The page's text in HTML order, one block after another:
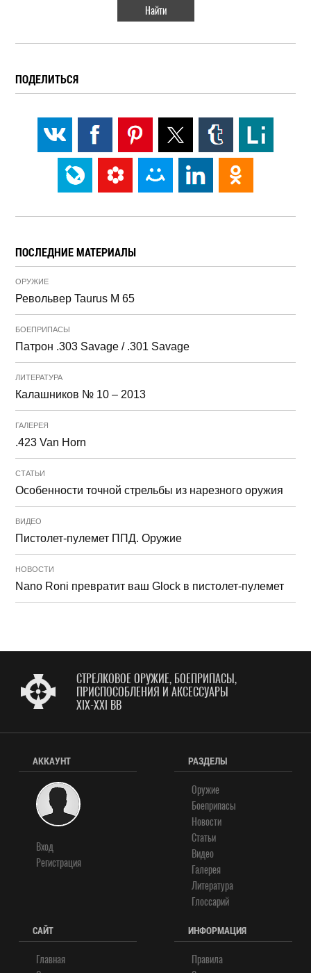
ПОДЕЛИТЬСЯ
ПОСЛЕДНИЕ МАТЕРИАЛЫ
ОРУЖИЕ
Револьвер Taurus M 65
БОЕПРИПАСЫ
Патрон .303 Savage / .301 Savage
ЛИТЕРАТУРА
Калашников № 10 – 2013
ГАЛЕРЕЯ
.423 Van Horn
СТАТЬИ
Особенности точной стрельбы из нарезного оружия
ВИДЕО
Пистолет-пулемет ППД. Оружие
НОВОСТИ
Nano Roni превратит ваш Glock в пистолет-пулемет
СТРЕЛКОВОЕ ОРУЖИЕ, БОЕПРИПАСЫ,
ПРИСПОСОБЛЕНИЯ И АКСЕССУАРЫ
XIX-XXI ВВ
АККАУНТ
Вход
Регистрация
РАЗДЕЛЫ
Оружие
Боеприпасы
Новости
Статьи
Видео
Галерея
Литература
Глоссарий
САЙТ
Главная
ИНФОРМАЦИЯ
Правила